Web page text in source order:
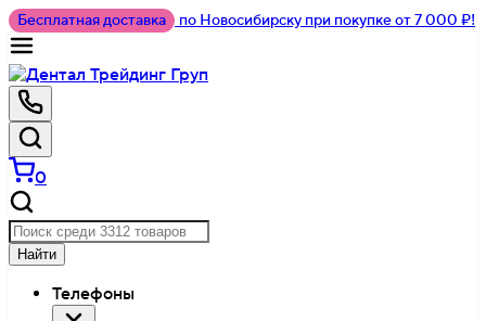
Бесплатная доставка по Новосибирску при покупке от 7 000 ₽!
0
Найти
Телефоны